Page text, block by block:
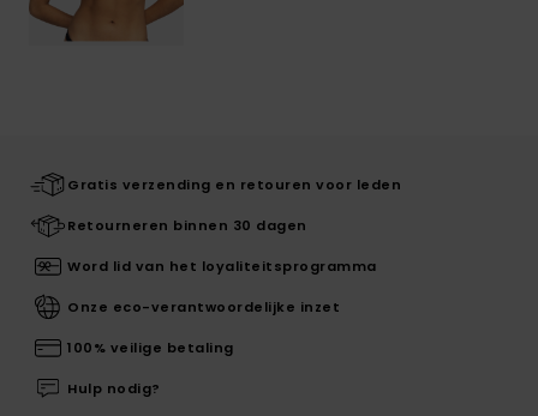
Gratis verzending en retouren voor leden
Retourneren binnen 30 dagen
Word lid van het loyaliteitsprogramma
Onze eco-verantwoordelijke inzet
100% veilige betaling
Hulp nodig?